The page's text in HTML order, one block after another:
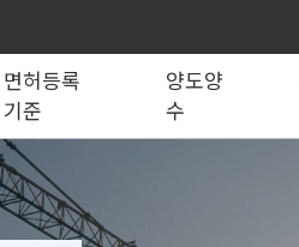
면허등록
기준
양도양
수
국가계약법령관계서식